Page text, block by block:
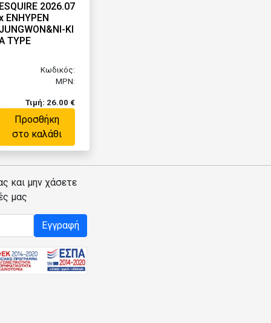
ESQUIRE 2026.07
ENHYPEN
JUNGWON&NI-KI
TYPE
Κωδικός:
MPN:
Τιμή: 26.00 €
Προσθήκη
στο καλάθι
και μην χάσετε
μας
Εγγραφή